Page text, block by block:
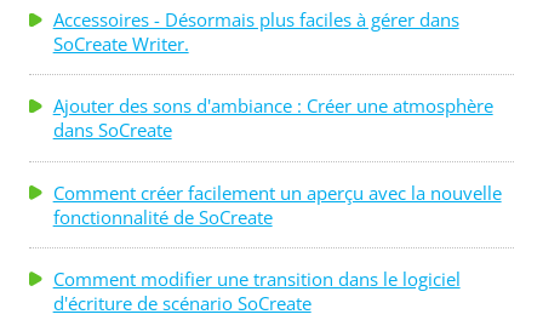
elle...Accessoires - Désormais plus faciles à gérer dans
SoCreate Writer.
Ajouter des sons d'ambiance : Créer une atmosphère
dans SoCreate
Comment créer facilement un aperçu avec la nouvelle
fonctionnalité de SoCreate
Comment modifier une transition dans le logiciel
d'écriture de scénario SoCreate